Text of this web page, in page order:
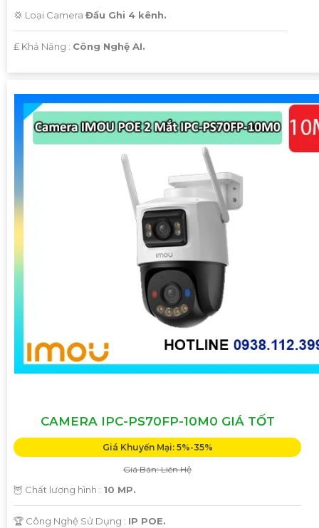
💢 Loại Camera Đầu Ghi 4 kênh.
️₤ Khả Năng : Công Nghệ AI.
CAMERA IPC-PS70FP-10M0 GIÁ TỐT
Giá Khuyến Mại: 5%-35%
Giá Bán: Liên Hệ
🦉 Chất lượng hình : 10 MP.
🏆 Công Nghệ Sử Dụng : IP POE.